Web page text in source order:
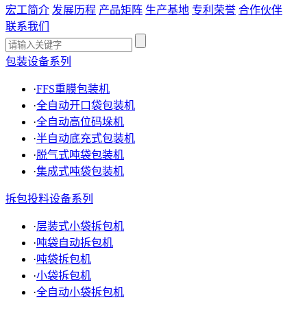
宏工简介 发展历程 产品矩阵 生产基地 专利荣誉 合作伙伴
联系我们
包装设备系列
·FFS重膜包装机
·全自动开口袋包装机
·全自动高位码垛机
·半自动底充式包装机
·脱气式吨袋包装机
·集成式吨袋包装机
拆包投料设备系列
·层装式小袋拆包机
·吨袋自动拆包机
·吨袋拆包机
·小袋拆包机
·全自动小袋拆包机